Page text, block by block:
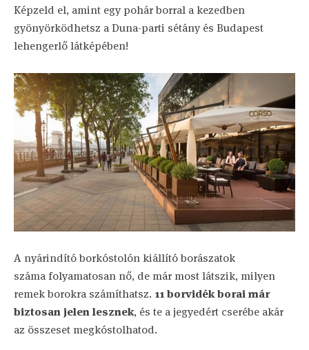
Képzeld el, amint egy pohár borral a kezedben
gyönyörködhetsz a Duna-parti sétány és Budapest
lehengerlő látképében!
A nyárindító borkóstolón kiállító borászatok
száma folyamatosan nő, de már most látszik, milyen
remek borokra számíthatsz. 11 borvidék borai már
biztosan jelen lesznek, és te a jegyedért cserébe akár
az összeset megkóstolhatod.